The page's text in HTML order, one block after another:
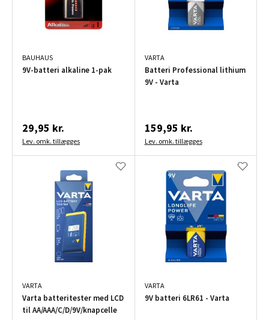
BAUHAUS
9V-batteri alkaline 1-pak
29,95 kr.
Lev. omk. tillægges
VARTA
Batteri Professional lithium
9V - Varta
159,95 kr.
Lev. omk. tillægges
VARTA
Varta batteritester med LCD
til AA/AAA/C/D/9V/knapcelle
VARTA
9V batteri 6LR61 - Varta